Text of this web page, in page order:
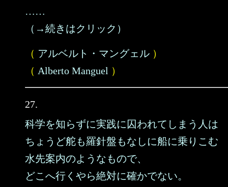
……
（→続きはクリック）
（ アルベルト・マングェル ）
（ Alberto Manguel ）
27.
科学を知らずに実践に囚われてしまう人は
ちょうど舵も羅針盤もなしに船に乗りこむ
水先案内のようなもので、
どこへ行くやら絶対に確かでない。